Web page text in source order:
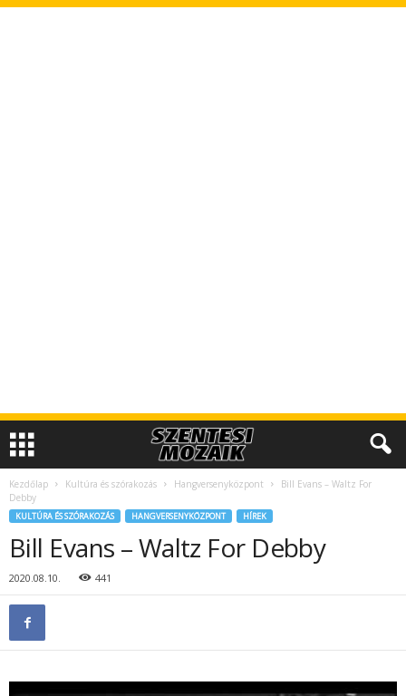
Kezdőlap Kultúra és szórakozás Hangversenyközpont
Bill Evans – Waltz For
Debby
KULTÚRA ÉS SZÓRAKOZÁS HANGVERSENYKÖZPONT HÍREK
Bill Evans – Waltz For Debby
2020.08.10. 441